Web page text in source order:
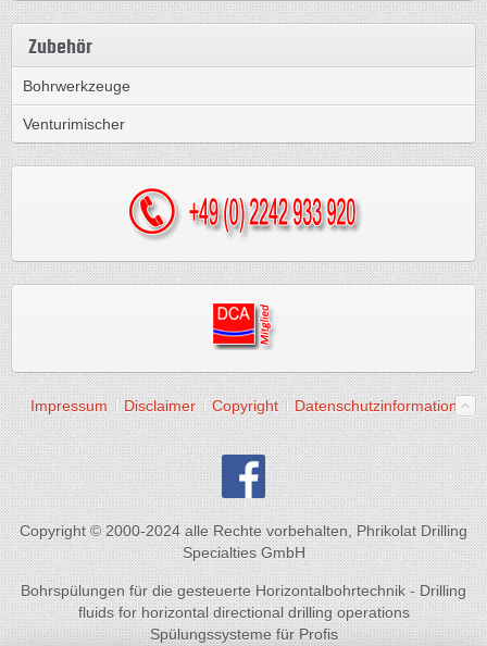
Zubehör
Bohrwerkzeuge
Venturimischer
Impressum Disclaimer Copyright Datenschutzinformation
Copyright © 2000-2024 alle Rechte vorbehalten, Phrikolat Drilling
Specialties GmbH
Bohrspülungen für die gesteuerte Horizontalbohrtechnik - Drilling
fluids for horizontal directional drilling operations
Spülungssysteme für Profis